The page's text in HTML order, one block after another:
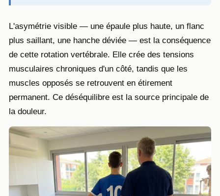
L'asymétrie visible — une épaule plus haute, un flanc
plus saillant, une hanche déviée — est la conséquence
de cette rotation vertébrale. Elle crée des tensions
musculaires chroniques d'un côté, tandis que les
muscles opposés se retrouvent en étirement
permanent. Ce déséquilibre est la source principale de
la douleur.